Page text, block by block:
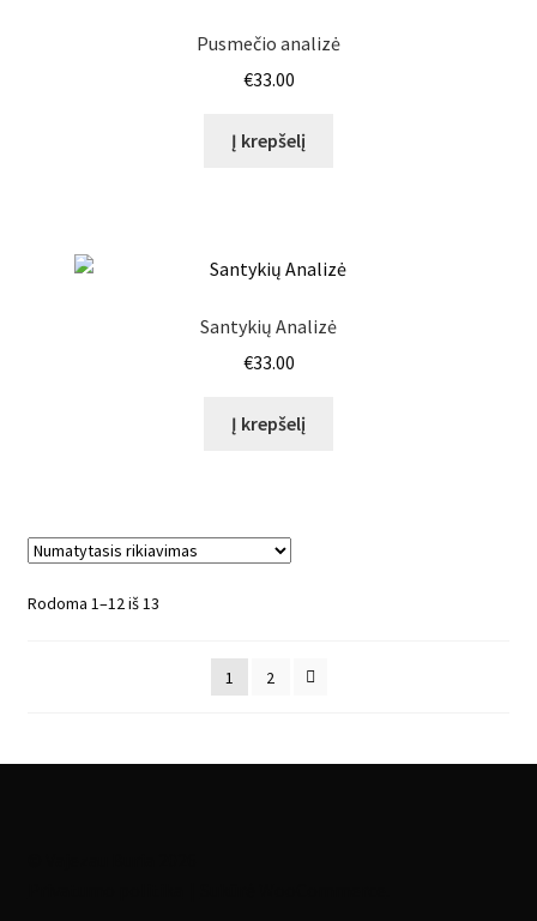
Pusmečio analizė
€33.00
Į krepšelį
Santykių Analizė
€33.00
Į krepšelį
Rodoma 1–12 iš 13
1 2